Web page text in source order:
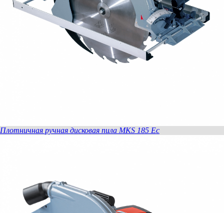
Плотничная ручная дисковая пила MKS 185 Ec